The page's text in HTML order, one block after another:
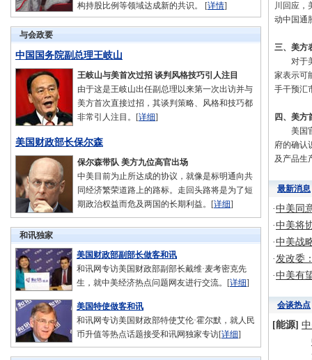
构持股比例等领域达成新的共识。 [详情]
与会政要
中国国务院副总理王岐山
王岐山与美首次过招 谈判风格技巧引人注目
由于这是王岐山出任副总理以来第一次出访并与
美方首次直接过招，其谈判策略、风格和技巧都
非常引人注目。[详细]
美国财政部长保尔森
保尔森带队 美方九位高官出场
中美目前为止所达成的协议，就像是标明通向共
同经济繁荣道路上的路标。走回头路将是为了短
期政治权益而危及两国的长期利益。[详细]
和讯独家
美国财政部副部长做客和讯
和讯网专访美国财政部副部长戴维·麦考密克先
生，就中美经济热点问题网友进行交流。[详细]
美国特使做客和讯
和讯网专访美国财政部特使艾伦·霍尔默，就人民
币升值等热点话题接受和讯网独家专访[详细]
川回应，
动中国通
三、美方
对于美
家表示可
手干预汇
四、美方
美国官
府的确认
及产品生
最新消息
·中美同
·中美将
·中美战
·发改委
·中美有
会谈热点
[能源]